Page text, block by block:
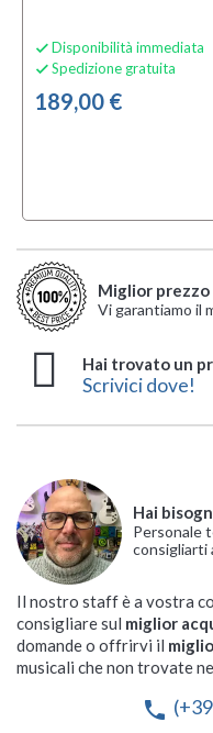
 Disponibilità immediata
 Spedizione gratuita
189,00 €
Miglior prezzo
Vi garantiamo il
Hai trovato un
Scrivici dove!
Hai
Personale
consigliarti
Il nostro staff è a vostra
consigliare sul miglior
domande o offrirvi il
musicali che non trovate
phone